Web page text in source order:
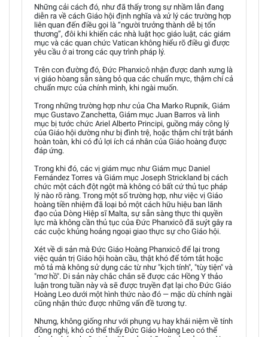
Những cải cách đó, như đã thấy trong sự nhầm lẫn đang
diễn ra về cách Giáo hội định nghĩa và xử lý các trường hợp
liên quan đến điều gọi là “người trưởng thành dễ bị tổn
thương”, đôi khi khiến các nhà luật học giáo luật, các giám
mục và các quan chức Vatican không hiểu rõ điều gì được
yêu cầu ở ai trong các quy trình pháp lý.
Trên con đường đó, Đức Phanxicô nhận được danh xưng là
vị giáo hòang sẵn sàng bỏ qua các chuẩn mực, thậm chí cả
chuẩn mực của chính mình, khi ngài muốn.
Trong những trường hợp như của Cha Marko Rupnik, Giám
mục Gustavo Zanchetta, Giám mục Juan Barros và linh
mục bị tước chức Ariel Alberto Principi, guồng máy công lý
của Giáo hội dường như bị đình trệ, hoặc thậm chí trật bánh
hoàn toàn, khi có đủ lợi ích cá nhân của Giáo hoàng được
đáp ứng.
Trong khi đó, các vị giám mục như Giám mục Daniel
Fernández Torres và Giám mục Joseph Strickland bị cách
chức một cách đột ngột mà không có bất cứ thủ tục pháp
lý nào rõ ràng. Trong một số trường hợp, như việc vị Giáo
hoàng tiền nhiệm đã loại bỏ một cách hữu hiệu ban lãnh
đạo của Dòng Hiệp sĩ Malta, sự sẵn sàng thực thi quyền
lực mà không cần thủ tục của Đức Phanxicô đã suýt gây ra
các cuộc khủng hoảng ngoại giao thực sự cho Giáo hội.
Xét về di sản mà Đức Giáo Hoàng Phanxicô để lại trong
việc quản trị Giáo hội hoàn cầu, thật khó để tóm tắt hoặc
mô tả mà không sử dụng các từ như "kịch tính", "tùy tiện" và
"mơ hồ". Di sản này chắc chắn sẽ được các Hồng Y thảo
luận trong tuần này và sẽ được truyền đạt lại cho Đức Giáo
Hoàng Leo dưới một hình thức nào đó — mặc dù chính ngài
cũng nhận thức được những vấn đề tương tự.
Nhưng, không giống như với phụng vụ hay khái niệm về tính
đồng nghị, khó có thể thấy Đức Giáo Hoàng Leo có thể